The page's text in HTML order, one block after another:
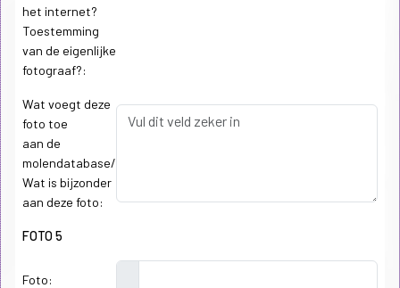
het internet?
Toestemming
van de eigenlijke
fotograaf?:
Wat voegt deze
foto toe
aan de
molendatabase/
Wat is bijzonder
aan deze foto:
FOTO 5
Foto: